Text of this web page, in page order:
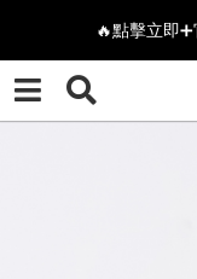
🔥點擊立即
🎉週年慶全館88